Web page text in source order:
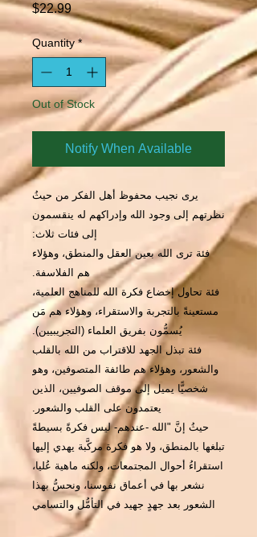
$22.99Price
Quantity *
Out of Stock
Notify When Available
يرى نجيب محفوظ أهل الفكر من حيثُ
نظرتهم إلى وجود الله وإدراكهم له ينقسمون
إلى فئات ثلاث:
فئة ترى الله بعين العقل والمنطق، وهؤلاء
هم الفلاسفة.
فئة تحاول إخضاع فكرة الله للمناهج العلمية،
مستعينةً بالتجربة والاستقراء، وهؤلاء هم مَن
يُسمُّون بفريق العلماء (التجريبيين).
فئة تبذل الجهد للاقتراب من الله بالقلب
والشعور، وهؤلاء هم طائفة المتصوفين، وهو
شخصيًّا يميل إلى موقف الصوفيين، الذين
يعتمدون على القلب والشعور.
حيثُ إنَّ "الله -عندهم- ليس فكرةً بسيطةً
تبلغها بالمنطق، ولا هو فكرة مركَّبة يهدي إليها
استقراءُ أحوال المجتمعات، ولكنه ماهية عُليا،
نشعر بها في أعماق نفوسنا، ونحسُّ بهذا
الشعور بعد جهدٍ جهيد في التأمُّل والتسامي